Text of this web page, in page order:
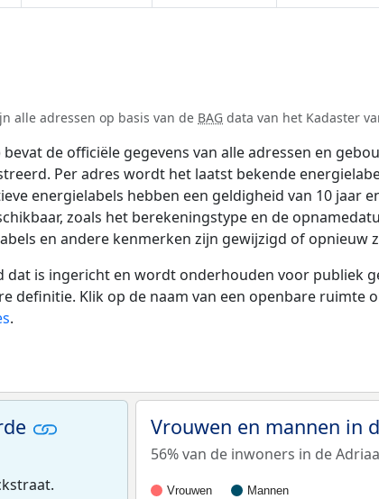
alle adressen op basis van de BAG data van het Kadaster
de officiële gegevens van alle adressen en
Per adres wordt het laatst bekende
energielabels hebben een geldigheid van 10 jaar
zoals het berekeningstype en de
en andere kenmerken zijn gewijzigd of opnieuw
is ingericht en wordt onderhouden voor publiek
definitie. Klik op de naam van een openbare ruimte
.
Vrouwen en mannen in
56% van de inwoners in de
Vrouwen Mannen